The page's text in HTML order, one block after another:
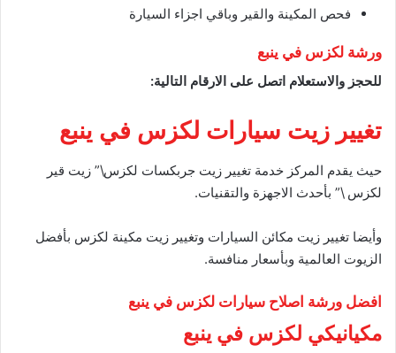
فحص المكينة والقير وباقي اجزاء السيارة
ورشة لكزس في ينبع
للحجز والاستعلام اتصل على الارقام التالية:
تغيير زيت سيارات لكزس في ينبع
حيث يقدم المركز خدمة تغيير زيت جربكسات لكزس\” زيت قير
لكزس \” بأحدث الاجهزة والتقنيات.
وأيضا تغيير زيت مكائن السيارات وتغيير زيت مكينة لكزس بأفضل
الزيوت العالمية وبأسعار منافسة.
افضل ورشة اصلاح سيارات لكزس في ينبع
مكيانيكي لكزس في ينبع